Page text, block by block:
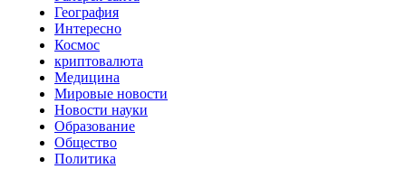
География
Интересно
Космос
криптовалюта
Медицина
Мировые новости
Новости науки
Образование
Общество
Политика